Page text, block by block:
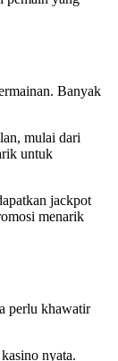
Banyak
mulai dari
untuk
jackpot
menarik
perlu khawatir
nyata.